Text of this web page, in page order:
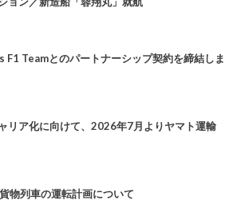
F1 Teamとのパートナーシップ契約を締結しま
リア化に向けて、2026年7月よりヤマト運輸
物列車の運転計画について